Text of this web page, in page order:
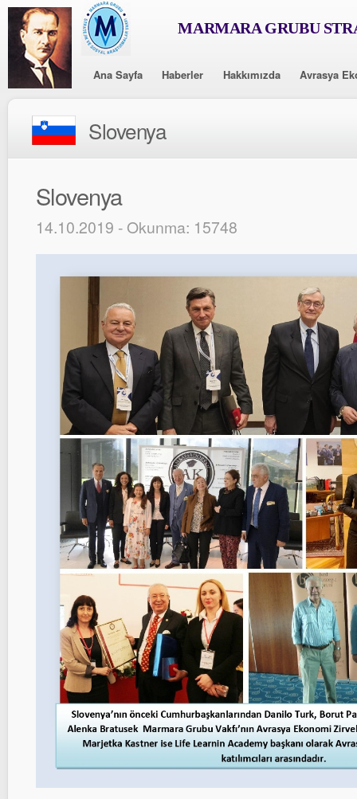
MARMARA GRUBU
Ana Sayfa Haberler Hakkımızda Avrasya
Slovenya
Slovenya
14.10.2019 - Okunma: 15748